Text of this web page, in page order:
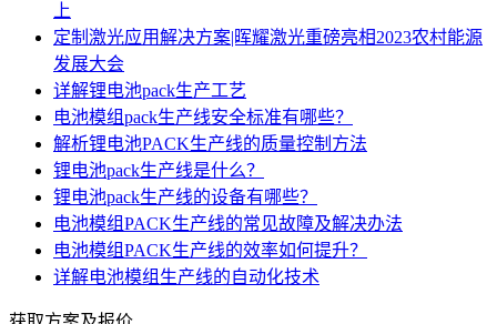
上
定制激光应用解决方案|晖耀激光重磅亮相2023农村能源
发展大会
详解锂电池pack生产工艺
电池模组pack生产线安全标准有哪些？
解析锂电池PACK生产线的质量控制方法
锂电池pack生产线是什么？
锂电池pack生产线的设备有哪些？
电池模组PACK生产线的常见故障及解决办法
电池模组PACK生产线的效率如何提升？
详解电池模组生产线的自动化技术